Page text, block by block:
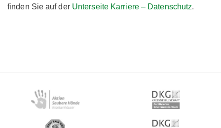
finden Sie auf der Unterseite Karriere – Datenschutz.